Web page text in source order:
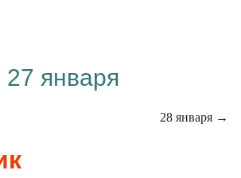
27 января
28 января →